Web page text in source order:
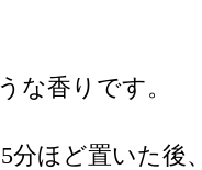
な香りです。
ほど置いた後